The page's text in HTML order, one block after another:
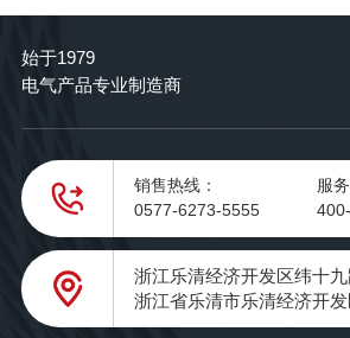
始于1979
电气产品专业制造商
销售热线：
0577-6273-5555
服
浙江乐清经济开发区纬十
浙江省乐清市乐清经济开